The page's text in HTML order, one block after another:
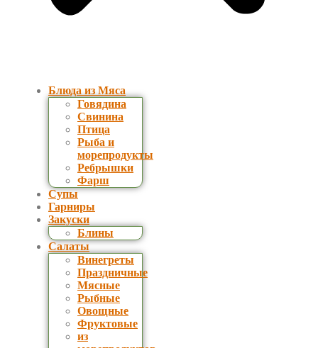
Блюда из Мяса
Говядина
Свинина
Птица
Рыба и
морепродукты
Ребрышки
Фарш
Супы
Гарниры
Закуски
Блины
Салаты
Винегреты
Праздничные
Мясные
Рыбные
Овощные
Фруктовые
из